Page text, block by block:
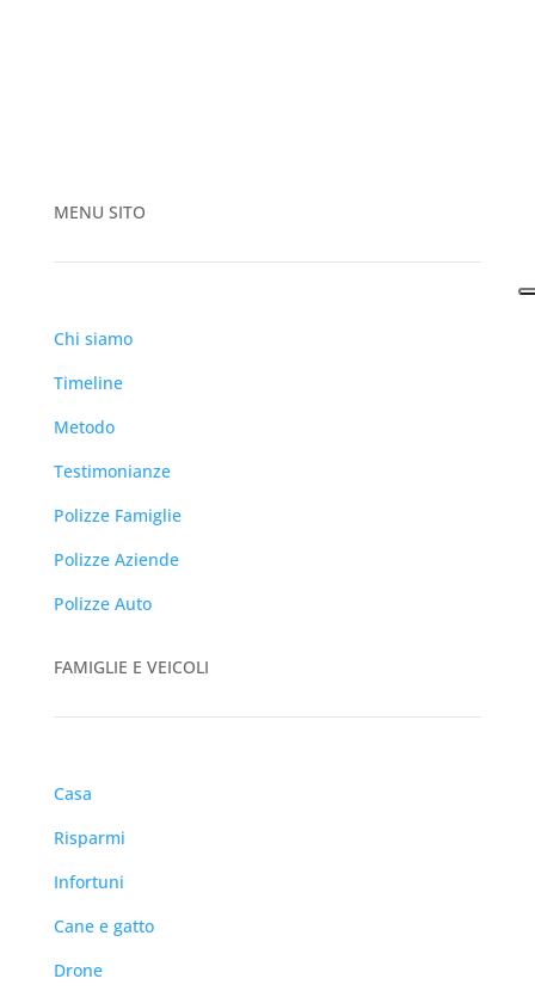
MENU SITO
Chi siamo
Timeline
Metodo
Testimonianze
Polizze Famiglie
Polizze Aziende
Polizze Auto
FAMIGLIE E VEICOLI
Casa
Risparmi
Infortuni
Cane e gatto
Drone